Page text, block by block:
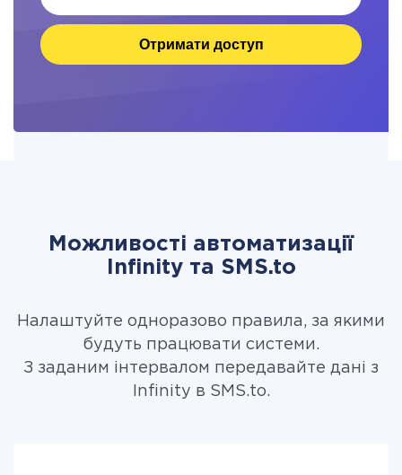
Отримати доступ
Можливості автоматизації
Infinity та SMS.to
Налаштуйте одноразово правила, за якими
будуть працювати системи.
З заданим інтервалом передавайте дані з
Infinity в SMS.to.